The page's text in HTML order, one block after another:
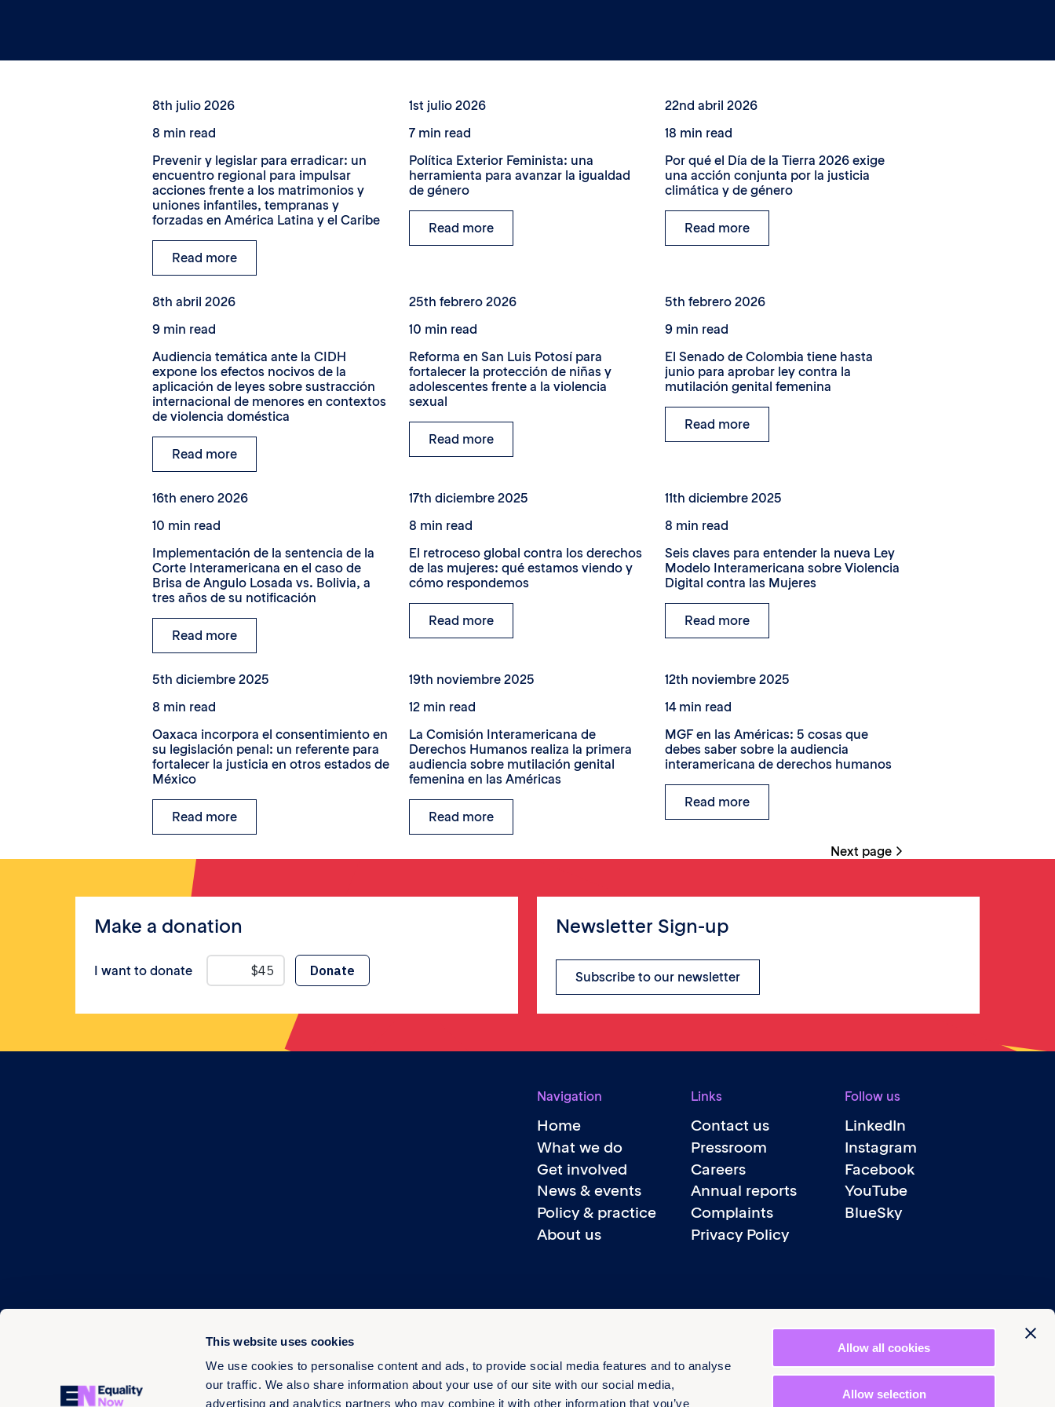
This website uses cookies
We use cookies to personalise content and ads, to provide social media features and to analyse
our traffic. We also share information about your use of our site with our social media,
advertising and analytics partners who may combine it with other information that you’ve
Allow all cookies
Allow selection
8th julio 2026
8 min read
Prevenir y legislar para erradicar: un
encuentro regional para impulsar
acciones frente a los matrimonios y
uniones infantiles, tempranas y
forzadas en América Latina y el Caribe
Read more
1st julio 2026
7 min read
Política Exterior Feminista: una
herramienta para avanzar la igualdad
de género
Read more
22nd abril 2026
18 min read
Por qué el Día de la Tierra 2026 exige
una acción conjunta por la justicia
climática y de género
Read more
8th abril 2026
9 min read
Audiencia temática ante la CIDH
expone los efectos nocivos de la
aplicación de leyes sobre sustracción
internacional de menores en contextos
de violencia doméstica
Read more
25th febrero 2026
10 min read
Reforma en San Luis Potosí para
fortalecer la protección de niñas y
adolescentes frente a la violencia
sexual
Read more
5th febrero 2026
9 min read
El Senado de Colombia tiene hasta
junio para aprobar ley contra la
mutilación genital femenina
Read more
16th enero 2026
10 min read
Implementación de la sentencia de la
Corte Interamericana en el caso de
Brisa de Angulo Losada vs. Bolivia, a
tres años de su notificación
Read more
17th diciembre 2025
8 min read
El retroceso global contra los derechos
de las mujeres: qué estamos viendo y
cómo respondemos
Read more
11th diciembre 2025
8 min read
Seis claves para entender la nueva Ley
Modelo Interamericana sobre Violencia
Digital contra las Mujeres
Read more
5th diciembre 2025
8 min read
Oaxaca incorpora el consentimiento en
su legislación penal: un referente para
fortalecer la justicia en otros estados de
México
Read more
19th noviembre 2025
12 min read
La Comisión Interamericana de
Derechos Humanos realiza la primera
audiencia sobre mutilación genital
femenina en las Américas
Read more
12th noviembre 2025
14 min read
MGF en las Américas: 5 cosas que
debes saber sobre la audiencia
interamericana de derechos humanos
Read more
Next page
Make a donation
I want to donate
Newsletter Sign-up
Subscribe to our newsletter
Navigation
Home
What we do
Get involved
News & events
Policy & practice
About us
Links
Contact us
Pressroom
Careers
Annual reports
Complaints
Privacy Policy
Follow us
LinkedIn
Instagram
Facebook
YouTube
BlueSky